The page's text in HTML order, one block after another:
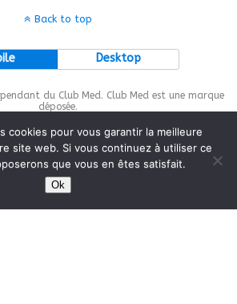
Back to top
Desktop
du Club Med. Club Med est une marque
déposée.
is protected bywp-copyrightpro.com
cookies pour vous garantir la meilleure
site web. Si vous continuez à utiliser ce
que vous en êtes satisfait.
Ok